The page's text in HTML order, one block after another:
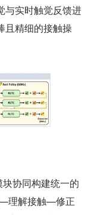
与实时触觉反馈进
且精细的接触操
协同构建统一的
—理解接触—修正